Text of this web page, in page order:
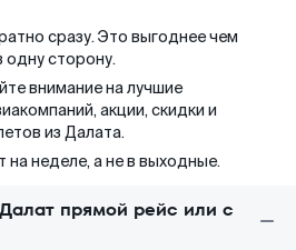
сразу. Это выгоднее чем
сторону.
внимание на лучшие
акции, скидки и
из Далата.
на неделе, а не в выходные.
прямой рейс или с